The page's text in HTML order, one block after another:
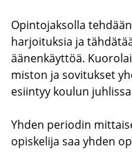
Opin­to­jak­sol­la
har­joi­tuk­sia ja
ää­nen­käyt­töä.
mis­ton ja so­vi­tuk­set
esiin­tyy kou­lun
Yhden pe­rio­din
opis­ke­li­ja saa yhden